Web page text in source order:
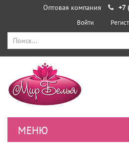
Оптовая компания +7
Войти